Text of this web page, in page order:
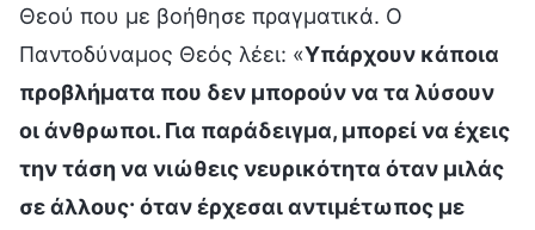
Θεού που με βοήθησε πραγματικά. Ο
Παντοδύναμος Θεός λέει: «Υπάρχουν κάποια
προβλήματα που δεν μπορούν να τα λύσουν
οι άνθρωποι. Για παράδειγμα, μπορεί να έχεις
την τάση να νιώθεις νευρικότητα όταν μιλάς
σε άλλους· όταν έρχεσαι αντιμέτωπος με